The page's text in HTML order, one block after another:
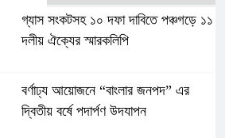
গ্যাস সংকটসহ ১০ দফা দাবিতে পঞ্চগড়ে ১১
দলীয় ঐক্যের স্মারকলিপি
বর্ণাঢ্য আয়োজনে “বাংলার জনপদ” এর
দ্বিতীয় বর্ষে পদার্পণ উদযাপন